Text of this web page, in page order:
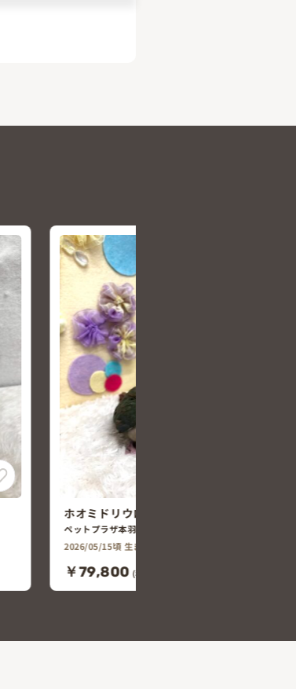
ボタンインコ
ペットプラザ本羽田萩中店
2026/04/10頃 生まれ
￥19,800 (税込￥21,780)